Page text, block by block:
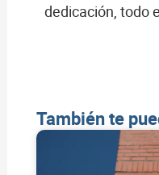
dedicación, todo
También te